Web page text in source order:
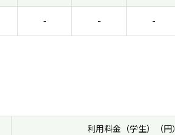
- - -
利用料金（学生）（円）